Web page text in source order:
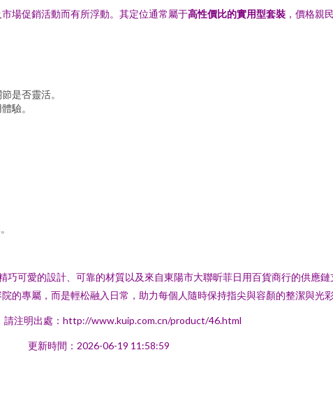
場促銷活動而有所浮動。其定位通常屬于高性價比的實用型套裝 ，價格親
是否靈活。
驗。
可愛的設計、可靠的材質以及來自東陽市大聯昕菲日用百貨商行的供應
專屬，而是輕松融入日常，助力每個人隨時保持指尖與容顏的整潔與光彩
請注明出處：http://www.kuip.com.cn/product/46.html
更新時間：2026-06-19 11:58:59